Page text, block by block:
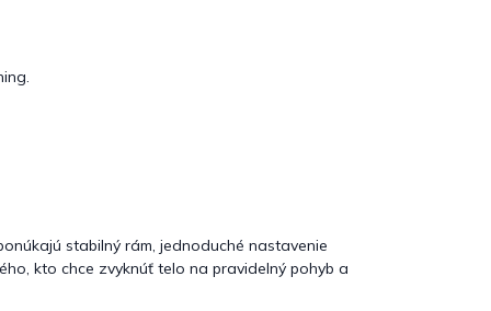
stabilný rám, jednoduché nastavenie
kto chce zvyknúť telo na pravidelný pohyb a